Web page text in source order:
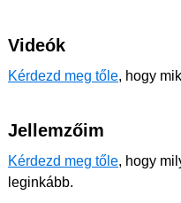
Videók
Kérdezd meg tőle, hogy
Jellemzőim
Kérdezd meg tőle, hogy
leginkább.